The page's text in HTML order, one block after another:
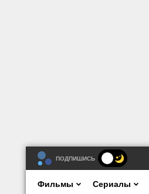
ПОДПИШИСЬ
Фильмы Сериалы